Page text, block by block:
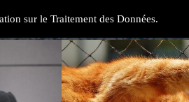
sur le Traitement des Données.